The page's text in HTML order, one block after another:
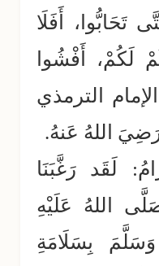
تَحَابُّوا، أَفَلَا
لَكُمْ، أَفْشُوا
الترمذي
اللهُ عَنهُ.
لَقَد رَغَّبَنَا
اللهُ عَلَيْهِ
بِسَلَامَةِ